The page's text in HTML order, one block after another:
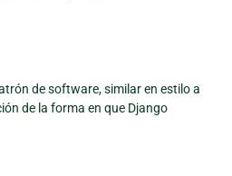
de software, similar en estilo a
de la forma en que Django